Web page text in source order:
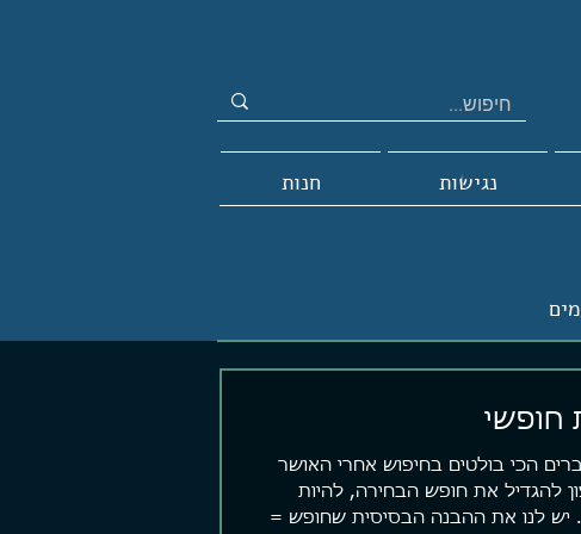
נגישות חנות
חופשי
הכי בולטים בחיפוש אחרי האושר
להגדיל את חופש הבחירה, להיות
יש לנו את ההבנה הבסיסית שחופש =